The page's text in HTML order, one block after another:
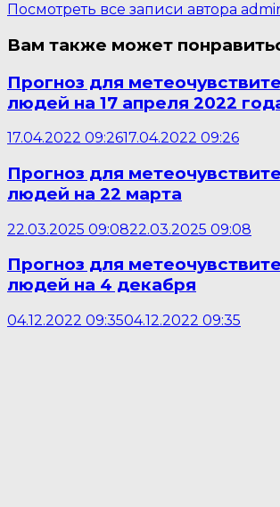
Посмотреть все записи автора
Вам также может
Прогноз для
людей на 17 апреля 2022
17.04.2022 09:2617.04.2022 09:26
Прогноз для
людей на 22 марта
22.03.2025 09:0822.03.2025 09:08
Прогноз для
людей на 4 декабря
04.12.2022 09:3504.12.2022 09:35